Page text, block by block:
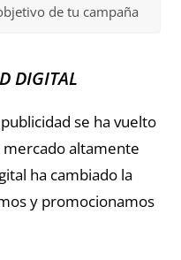
de tu campaña
DIGITAL
se ha vuelto
mercado altamente
ha cambiado la
y promocionamos